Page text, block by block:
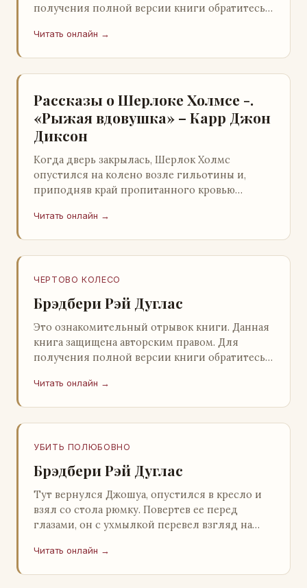
получения полной версии книги обратитесь к
легального ко…
Читать онлайн →
Рассказы о Шерлоке Холмсе -.
«Рыжая вдовушка» – Карр Джон
Диксон
Когда дверь закрылась, Шерлок Холмс
опустился на колено возле гильотины и,
приподняв край пропитанного кровью
скрывался под ним…
Читать онлайн →
ЧЕРТОВО КОЛЕСО
Брэдбери Рэй Дуглас
Это ознакомительный отрывок книги. Данная
книга защищена авторским правом. Для
получения полной версии книги обратитесь к
легального ко…
Читать онлайн →
УБИТЬ ПОЛЮБОВНО
Брэдбери Рэй Дуглас
Тут вернулся Джошуа, опустился в кресло и
взял со стола рюмку. Повертев ее перед
глазами, он с ухмылкой перевел взгляд на
видом с…
Читать онлайн →